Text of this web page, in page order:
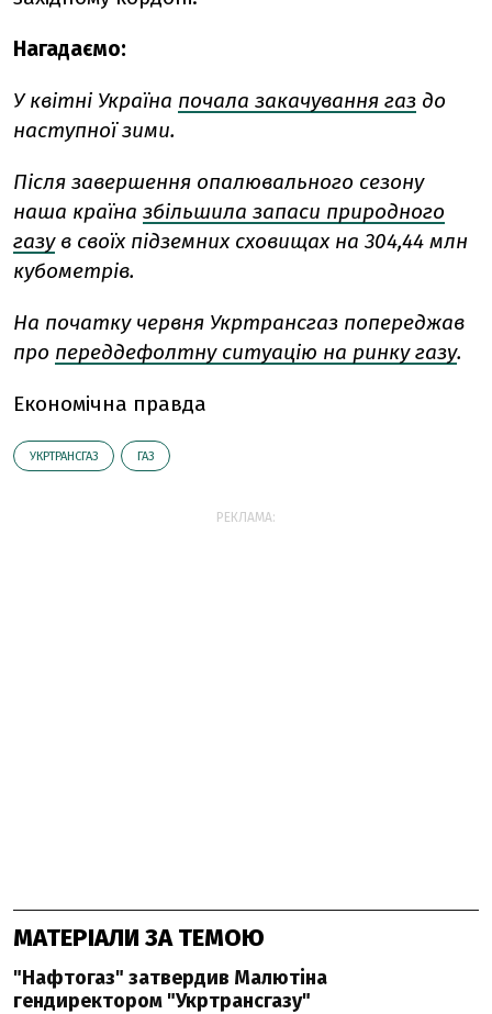
Нагадаємо:
У квітні Україна почала закачування газ до
наступної зими.
Після завершення опалювального сезону
наша країна збільшила запаси природного
газув своїх підземних сховищах на 304,44 млн
кубометрів.
На початку червня Укртрансгаз попереджав
про переддефолтну ситуацію на ринку газу.
Економічна правда
УКРТРАНСГАЗ ГАЗ
РЕКЛАМА:
МАТЕРІАЛИ ЗА ТЕМОЮ
"Нафтогаз" затвердив Малютіна
гендиректором "Укртрансгазу"